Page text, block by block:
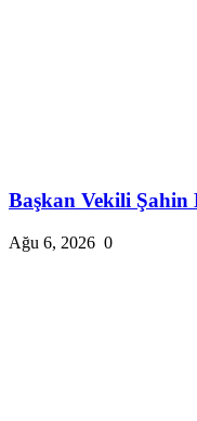
Başkan Vekili Şahin
Ağu 6, 2026 0